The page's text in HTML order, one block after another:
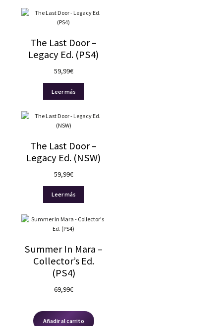
The Last Door –
Legacy Ed. (PS4)
59,99€
Leer más
The Last Door –
Legacy Ed. (NSW)
59,99€
Leer más
Summer In Mara –
Collector’s Ed.
(PS4)
69,99€
Añadir al carrito